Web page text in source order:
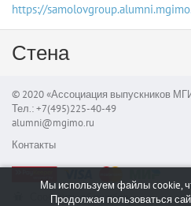
https://
Стена
© 2020 «Ассоциация выпускников
Тел.: +7(495)225-40-49
alumni@mgimo.ru
Контакты
Сообщить об ошибке
Мы используем файлы cookie,
Продолжая пользоваться